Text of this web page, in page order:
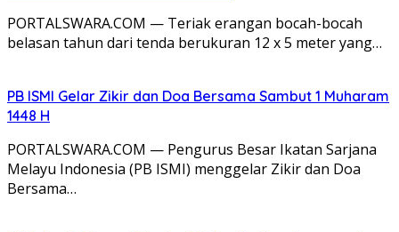
PORTALSWARA.COM — Teriak erangan bocah-bocah
belasan tahun dari tenda berukuran 12 x 5 meter yang…
PB ISMI Gelar Zikir dan Doa Bersama Sambut 1 Muharam
1448 H
PORTALSWARA.COM — Pengurus Besar Ikatan Sarjana
Melayu Indonesia (PB ISMI) menggelar Zikir dan Doa
Bersama…